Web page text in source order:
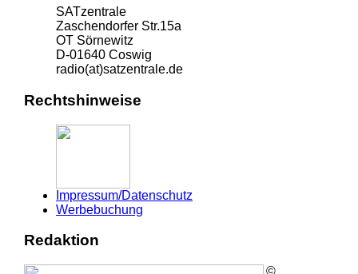
SATzentrale
Zaschendorfer Str.15a
OT Sörnewitz
D-01640 Coswig
radio(at)satzentrale.de
Rechtshinweise
Impressum/Datenschutz
Werbebuchung
Redaktion